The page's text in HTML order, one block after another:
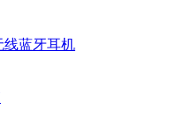
线蓝牙耳机